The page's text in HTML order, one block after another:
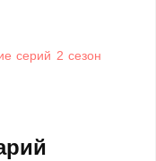
серий 2 сезон